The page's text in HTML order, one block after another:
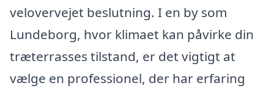
velovervejet beslutning. I en by som
Lundeborg, hvor klimaet kan påvirke din
træterrasses tilstand, er det vigtigt at
vælge en professionel, der har erfaring